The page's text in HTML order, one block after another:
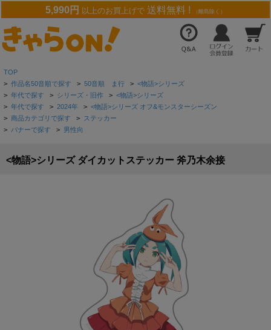
5,990円 以上のお買上げで 送料無料 ! （離島除く）
TOP
> 作品名50音順で探す > 50音順 ま行 > <物語>シリーズ
> 年代で探す > シリーズ・旧作 > <物語>シリーズ
> 年代で探す > 2024年 > <物語>シリーズ オフ&モンスターシーズン
> 商品カテゴリで探す > ステッカー
> バナーで探す > 男性向
<物語>シリーズ ダイカットステッカー 斧乃木余接